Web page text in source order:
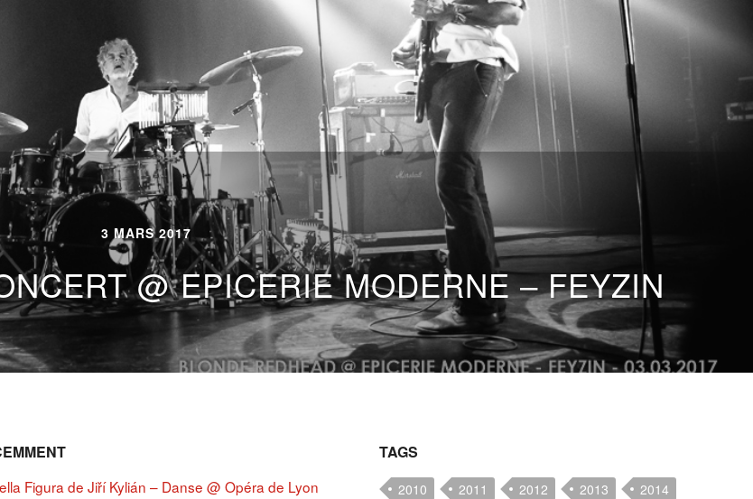
3 MARS 2017
@ EPICERIE MODERNE – FEYZIN
Figura de Jiří Kylián – Danse @ Opéra de Lyon
TAGS
2010 2011 2012 2013
2014